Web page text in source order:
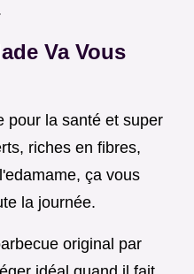
Va Vous
pour la santé et super
riches en fibres,
ça vous
la journée.
original par